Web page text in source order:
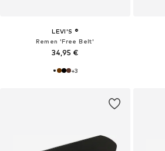
LEVI'S ®
Remen 'Free Belt'
34,95 €
+3